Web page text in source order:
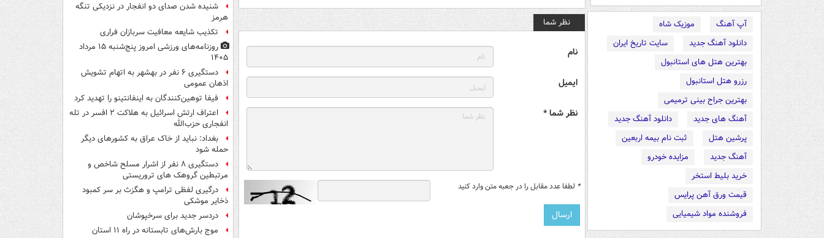
آپ آهنگ
موزیک شاه
دانلود آهنگ جدید
سایت تاریخ ایران
بهترین هتل های استانبول
رزرو هتل استانبول
بهترین جراح بینی ترمیمی
آهنگ های جدید
دانلود آهنگ جدید
پرشین هتل
ثبت نام بیمه اربعین
آهنگ جدید
مزایده خودرو
خرید بلیط استخر
قیمت ورق آهن پرایس
فروشنده مواد شیمیایی
نظر شما
نام
ایمیل
نظر شما *
* لطفا عدد مقابل را در جعبه متن وارد کنید
شنیده شدن صدای دو انفجار در نزدیکی تنگه
هرمز
تکذیب شایعه معافیت سربازان فراری
روزنامه‌های ورزشی امروز پنج‌شنبه ۱۵ مرداد
۱۴۰۵
دستگیری ۶ نفر در بهشهر به اتهام تشویش
اذهان عمومی
فیفا توهین‌کنندگان به اینفانتینو را تهدید کرد
اعتراف ارتش اسرائیل به هلاکت ۲ افسر در تله
انفجاری حزب‌الله
بغداد: نباید از خاک عراق به کشورهای دیگر
حمله شود
دستگیری ۸ نفر از اشرار مسلح شاخص و
مرتبطین گروهک های تروریستی
درگیری لفظی ترامپ و هگزث بر سر کمبود
ذخایر موشکی
دردسر جدید برای سرخپوشان
موج بارش‌های تابستانه در راه ۱۱ استان